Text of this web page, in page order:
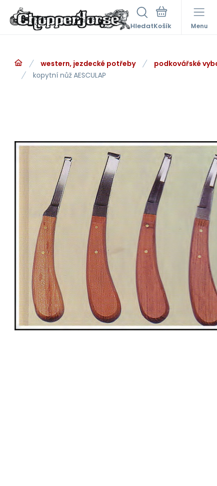
Hledat Menu
western, jezdecké potřeby
podkovářské
kopytní nůž AESCULAP